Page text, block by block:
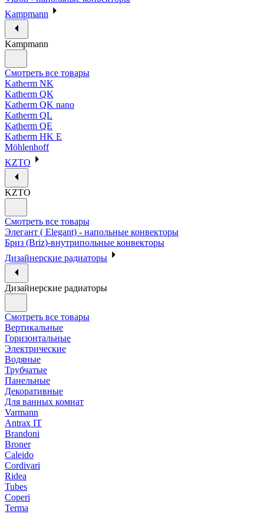
Kampmann
Kampmann
Смотреть все товары
Katherm NK
Katherm QK
Katherm QK nano
Katherm QL
Katherm QE
Katherm HK E
Möhlenhoff
KZTO
KZTO
Смотреть все товары
Элегант ( Elegant) - напольные конвекторы
Бриз (Briz)-внутрипольные конвекторы
Дизайнерские радиаторы
Дизайнерские радиаторы
Смотреть все товары
Вертикальные
Горизонтальные
Электрические
Водяные
Трубчатые
Панельные
Декоративные
Для ванных комнат
Varmann
Antrax IT
Brandoni
Broner
Caleido
Cordivari
Ridea
Tubes
Coperi
Terma